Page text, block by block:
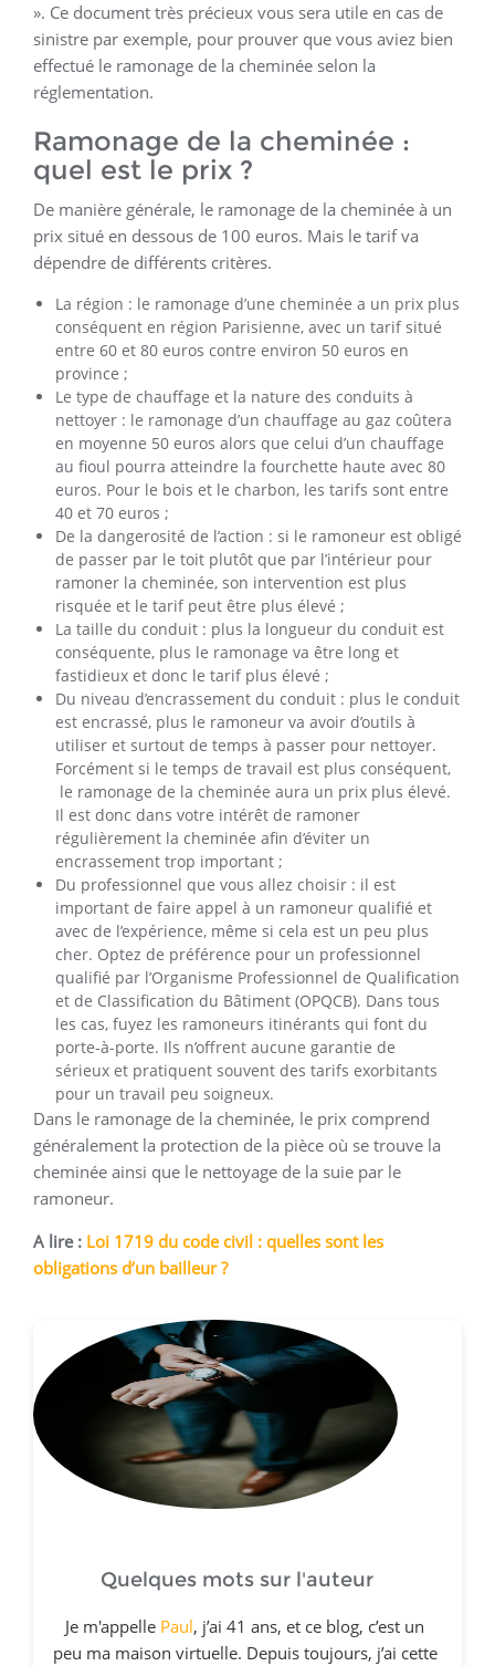
». Ce document très précieux vous sera utile en cas de
sinistre par exemple, pour prouver que vous aviez bien
effectué le ramonage de la cheminée selon la
réglementation.
Ramonage de la cheminée :
quel est le prix ?
De manière générale, le ramonage de la cheminée à un
prix situé en dessous de 100 euros. Mais le tarif va
dépendre de différents critères.
La région : le ramonage d’une cheminée a un prix plus
conséquent en région Parisienne, avec un tarif situé
entre 60 et 80 euros contre environ 50 euros en
province ;
Le type de chauffage et la nature des conduits à
nettoyer : le ramonage d’un chauffage au gaz coûtera
en moyenne 50 euros alors que celui d’un chauffage
au fioul pourra atteindre la fourchette haute avec 80
euros. Pour le bois et le charbon, les tarifs sont entre
40 et 70 euros ;
De la dangerosité de l’action : si le ramoneur est obligé
de passer par le toit plutôt que par l’intérieur pour
ramoner la cheminée, son intervention est plus
risquée et le tarif peut être plus élevé ;
La taille du conduit : plus la longueur du conduit est
conséquente, plus le ramonage va être long et
fastidieux et donc le tarif plus élevé ;
Du niveau d’encrassement du conduit : plus le conduit
est encrassé, plus le ramoneur va avoir d’outils à
utiliser et surtout de temps à passer pour nettoyer.
Forcément si le temps de travail est plus conséquent,
le ramonage de la cheminée aura un prix plus élevé.
Il est donc dans votre intérêt de ramoner
régulièrement la cheminée afin d’éviter un
encrassement trop important ;
Du professionnel que vous allez choisir : il est
important de faire appel à un ramoneur qualifié et
avec de l’expérience, même si cela est un peu plus
cher. Optez de préférence pour un professionnel
qualifié par l’Organisme Professionnel de Qualification
et de Classification du Bâtiment (OPQCB). Dans tous
les cas, fuyez les ramoneurs itinérants qui font du
porte-à-porte. Ils n’offrent aucune garantie de
sérieux et pratiquent souvent des tarifs exorbitants
pour un travail peu soigneux.
Dans le ramonage de la cheminée, le prix comprend
généralement la protection de la pièce où se trouve la
cheminée ainsi que le nettoyage de la suie par le
ramoneur.
A lire : Loi 1719 du code civil : quelles sont les
obligations d’un bailleur ?
Quelques mots sur l'auteur
Je m'appelle Paul, j’ai 41 ans, et ce blog, c’est un
peu ma maison virtuelle. Depuis toujours, j’ai cette